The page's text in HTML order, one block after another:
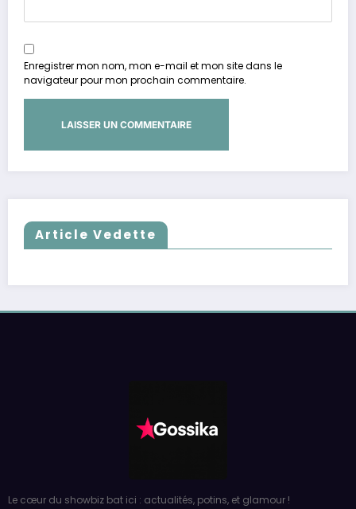
Enregistrer mon nom, mon e-mail et mon site dans le
navigateur pour mon prochain commentaire.
Article Vedette
Le cœur du showbiz bat ici : actualités, potins, et glamour !